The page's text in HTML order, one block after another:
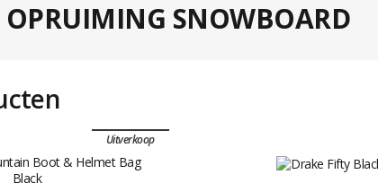
OPRUIMING SNOWBOARD
Uitverkoop